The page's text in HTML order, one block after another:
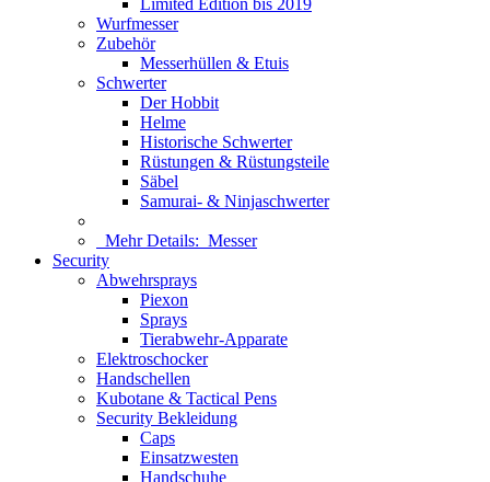
Limited Edition bis 2019
Wurfmesser
Zubehör
Messerhüllen & Etuis
Schwerter
Der Hobbit
Helme
Historische Schwerter
Rüstungen & Rüstungsteile
Säbel
Samurai- & Ninjaschwerter
Mehr Details: Messer
Security
Abwehrsprays
Piexon
Sprays
Tierabwehr-Apparate
Elektroschocker
Handschellen
Kubotane & Tactical Pens
Security Bekleidung
Caps
Einsatzwesten
Handschuhe